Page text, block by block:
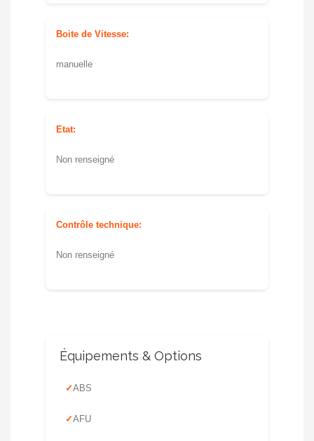
Boite de Vitesse:
manuelle
Etat:
Non renseigné
Contrôle technique:
Non renseigné
Équipements & Options
ABS
AFU